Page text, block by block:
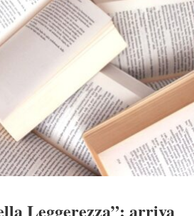
Leggerezza”: arriva